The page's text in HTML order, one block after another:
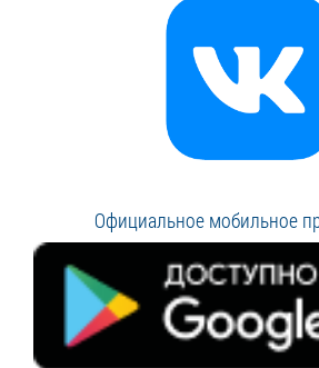
Официальное мобильное